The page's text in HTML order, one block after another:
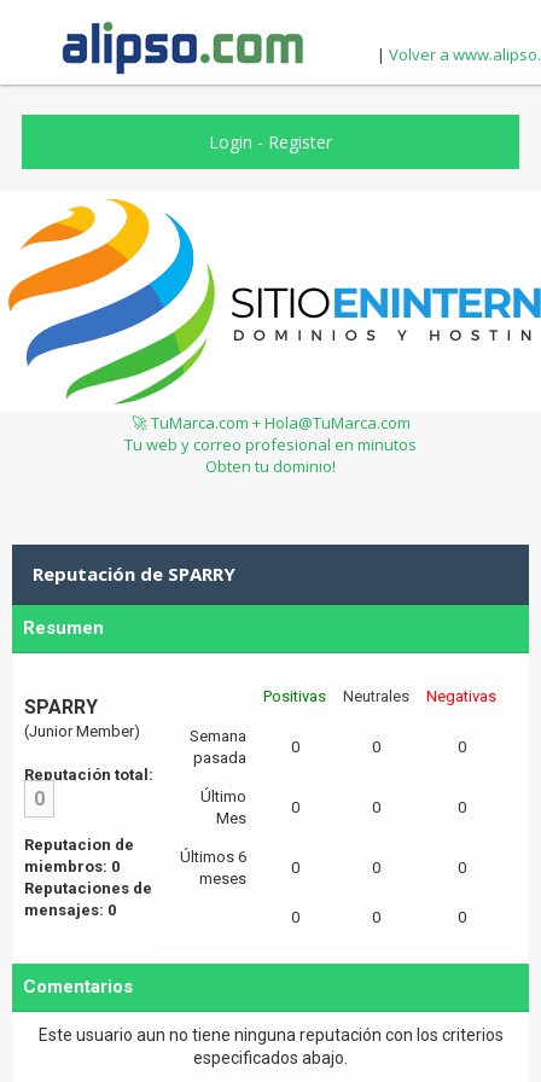
| Volver a
Login - Register
🚀 TuMarca.com + Hola@TuMarca.com
Tu web y correo profesional en minutos
Obten tu dominio!
Reputación de SPARRY
Resumen
SPARRY
(Junior Member)
Reputación total:
0
Reputacion de
miembros: 0
Reputaciones de
mensajes: 0
Positivas Neutrales Negativas
Semana
pasada
0 0 0
Último
Mes
0 0 0
Últimos 6
meses
0 0 0
0 0 0
Comentarios
Este usuario aun no tiene ninguna reputación con los criterios
especificados abajo.